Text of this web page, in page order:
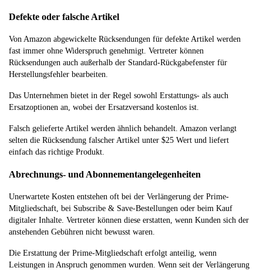
Defekte oder falsche Artikel
Von Amazon abgewickelte Rücksendungen für defekte Artikel werden
fast immer ohne Widerspruch genehmigt. Vertreter können
Rücksendungen auch außerhalb der Standard-Rückgabefenster für
Herstellungsfehler bearbeiten.
Das Unternehmen bietet in der Regel sowohl Erstattungs- als auch
Ersatzoptionen an, wobei der Ersatzversand kostenlos ist.
Falsch gelieferte Artikel werden ähnlich behandelt. Amazon verlangt
selten die Rücksendung falscher Artikel unter $25 Wert und liefert
einfach das richtige Produkt.
Abrechnungs- und Abonnementangelegenheiten
Unerwartete Kosten entstehen oft bei der Verlängerung der Prime-
Mitgliedschaft, bei Subscribe & Save-Bestellungen oder beim Kauf
digitaler Inhalte. Vertreter können diese erstatten, wenn Kunden sich der
anstehenden Gebühren nicht bewusst waren.
Die Erstattung der Prime-Mitgliedschaft erfolgt anteilig, wenn
Leistungen in Anspruch genommen wurden. Wenn seit der Verlängerung